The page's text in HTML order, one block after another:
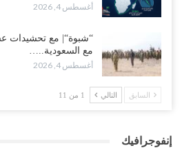
أغسطس 4, 2026
“شبوة“| مع تحشيدات
مع السعودية..…
أغسطس 4, 2026
السابق التالي 1 من 11
إنفوجرافيك